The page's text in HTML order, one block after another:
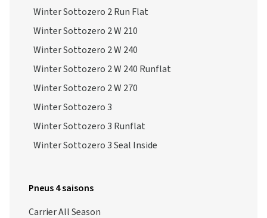
Winter Sottozero 2 Run Flat
Winter Sottozero 2 W 210
Winter Sottozero 2 W 240
Winter Sottozero 2 W 240 Runflat
Winter Sottozero 2 W 270
Winter Sottozero 3
Winter Sottozero 3 Runflat
Winter Sottozero 3 Seal Inside
Pneus 4 saisons
Carrier All Season